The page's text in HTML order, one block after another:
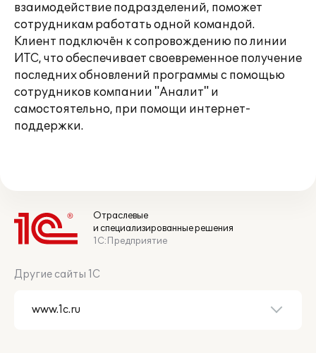
взаимодействие подразделений, поможет
сотрудникам работать одной командой.
Клиент подключён к сопровождению по линии
ИТС, что обеспечивает своевременное получение
последних обновлений программы с помощью
сотрудников компании "Аналит" и
самостоятельно, при помощи интернет-
поддержки.
Отраслевые
и специализированные решения
1С:Предприятие
Другие сайты 1С